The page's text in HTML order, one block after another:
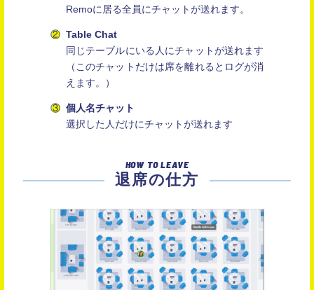
Remoに居る全員にチャットが送れます。
Table Chat
同じテーブルにいる人にチャットが送れます
（このチャットだけは席を離れるとログが消
えます。）
個人名チャット
選択した人だけにチャットが送れます
HOW TO LEAVE
退席の仕方